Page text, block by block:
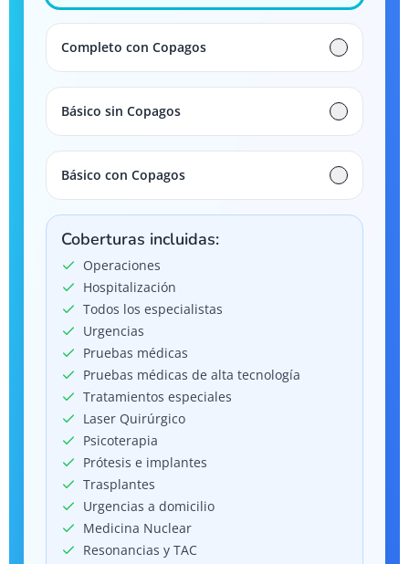
Completo con Copagos
Básico sin Copagos
Básico con Copagos
Coberturas incluidas:
Operaciones
Hospitalización
Todos los especialistas
Urgencias
Pruebas médicas
Pruebas médicas de alta tecnología
Tratamientos especiales
Laser Quirúrgico
Psicoterapia
Prótesis e implantes
Trasplantes
Urgencias a domicilio
Medicina Nuclear
Resonancias y TAC